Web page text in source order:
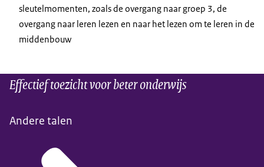
sleutelmomenten, zoals de overgang naar groep 3, de
overgang naar leren lezen en naar het lezen om te leren in de
middenbouw
Effectief toezicht voor beter onderwijs
Andere talen